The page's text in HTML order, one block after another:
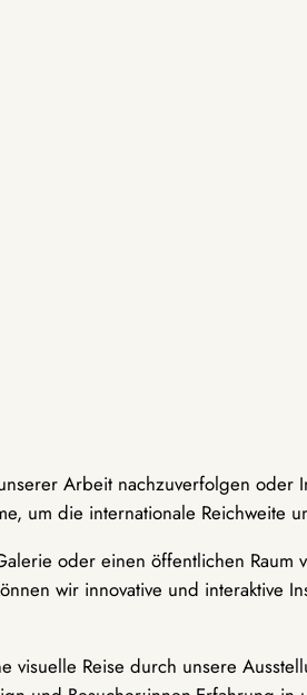
Arbeit nachzuverfolgen
um die internationale Reichweite
oder einen öffentlichen
wir innovative und
visuelle Reise durch unsere